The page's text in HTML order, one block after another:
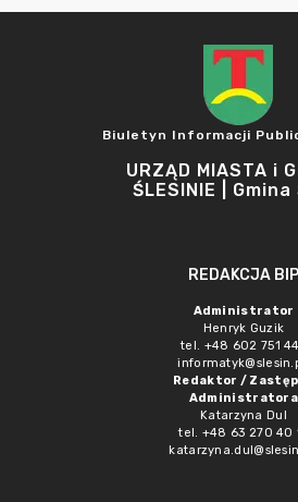
Biuletyn Informacji
URZĄD MIASTA i
ŚLESINIE |
REDAKCJA BIP
Administrator
Henryk Guzik
tel. +48 602 751
Redaktor /
Administratora
Katarzyna Dul
tel. +48 63 270 40